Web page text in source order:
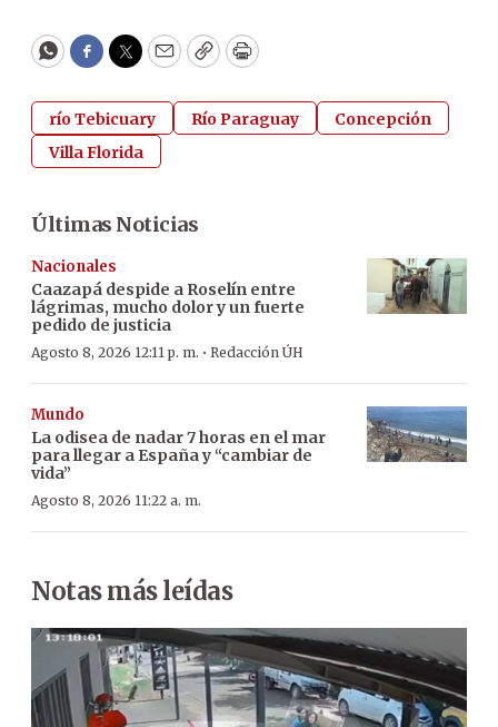
WhatsApp
Facebook
Twitter
EmailCopyPrint
río Tebicuary Río Paraguay
Concepción
Villa Florida
Últimas Noticias
Nacionales
Caazapá despide a Roselín entre
lágrimas, mucho dolor y un fuerte
pedido de justicia
Agosto 8, 2026 12:11 p. m. · Redacción ÚH
Mundo
La odisea de nadar 7 horas en el mar
para llegar a España y “cambiar de
vida”
Agosto 8, 2026 11:22 a. m.
Notas más leídas